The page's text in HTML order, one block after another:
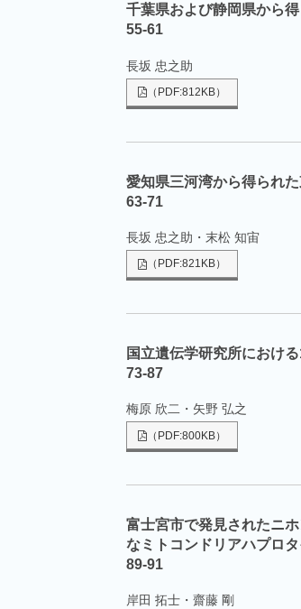
千葉県および静岡県から
55-61
長坂 忠之助
（PDF:812KB）
愛知県三河湾から得られ
63-71
長坂 忠之助・末松 知宙
（PDF:821KB）
国立遺伝学研究所におけ
73-87
梅原 欣二・矢野 弘之
（PDF:800KB）
富士宮市で発見されたニ
なミトコンドリアハプロ
89-91
岸田 拓士・齋藤 剛